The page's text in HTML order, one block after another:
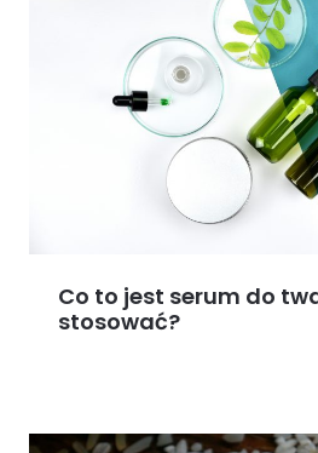
Co to jest serum do
stosować?